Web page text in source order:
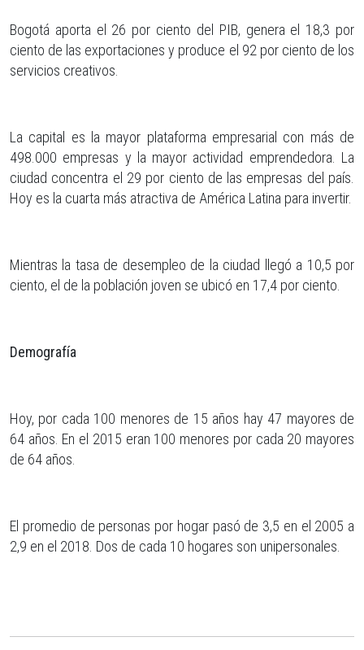
Bogotá aporta el 26 por ciento del PIB, genera el 18,3 por
ciento de las exportaciones y produce el 92 por ciento de los
servicios creativos.
La capital es la mayor plataforma empresarial con más de
498.000 empresas y la mayor actividad emprendedora. La
ciudad concentra el 29 por ciento de las empresas del país.
Hoy es la cuarta más atractiva de América Latina para invertir.
Mientras la tasa de desempleo de la ciudad llegó a 10,5 por
ciento, el de la población joven se ubicó en 17,4 por ciento.
Demografía
Hoy, por cada 100 menores de 15 años hay 47 mayores de
64 años. En el 2015 eran 100 menores por cada 20 mayores
de 64 años.
El promedio de personas por hogar pasó de 3,5 en el 2005 a
2,9 en el 2018. Dos de cada 10 hogares son unipersonales.